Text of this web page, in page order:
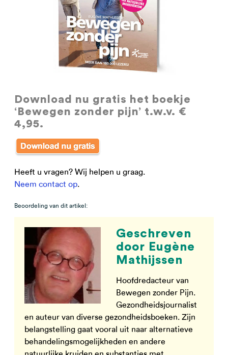
Download nu gratis het boekje
‘Bewegen zonder pijn’ t.w.v. €
4,95.
Heeft u vragen? Wij helpen u graag.
Neem contact op.
Beoordeling van dit artikel:
Geschreven
door Eugène
Mathijssen
Hoofdredacteur van
Bewegen zonder Pijn.
Gezondheidsjournalist
en auteur van diverse gezondheidsboeken. Zijn
belangstelling gaat vooral uit naar alternatieve
behandelingsmogelijkheden en andere